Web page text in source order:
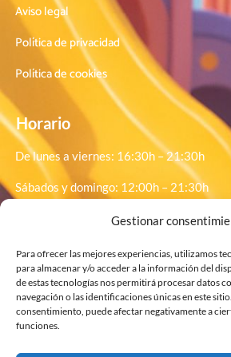
Gestionar
Para ofrecer las mejores experiencias, utilizamos
para almacenar y/o acceder a la información del
de estas tecnologías nos permitirá procesar datos
navegación o las identificaciones únicas en este
consentimiento, puede afectar negativamente a
funciones.
Aviso legal
Política de privacidad
Política de cookies
Horario
De lunes a viernes: 16:30h – 21:30h
Sábados y domingo: 12:00h – 21:30h
Festivos: 12:00h – 21:30h
¡
Horario desde 1 Julio